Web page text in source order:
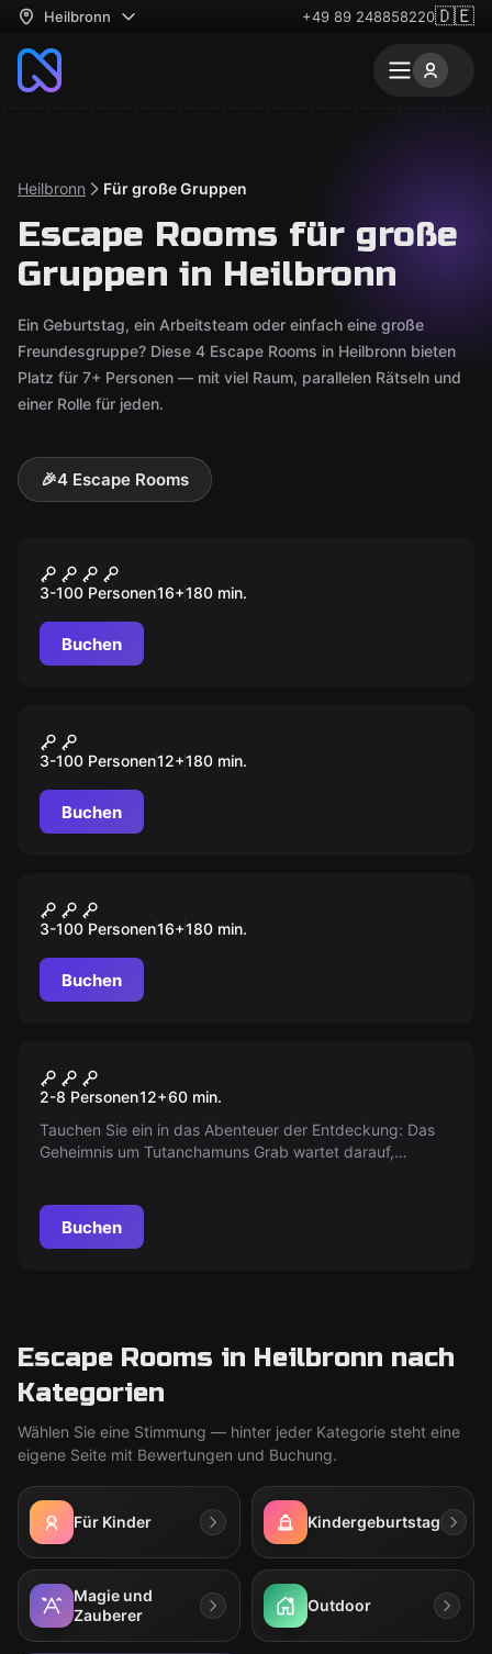
Heilbronn +49 89 248858220🇩🇪
Heilbronn Für große Gruppen
Escape Rooms für große
Gruppen in Heilbronn
Ein Geburtstag, ein Arbeitsteam oder einfach eine große
Freundesgruppe? Diese 4 Escape Rooms in Heilbronn bieten
Platz für 7+ Personen — mit viel Raum, parallelen Rätseln und
einer Rolle für jeden.
🎉4 Escape Rooms
Blackout
3-100 Personen16+180 min.
Buchen
Das Magische Portal
3-100 Personen12+180 min.
Buchen
Operation Mindfall
3-100 Personen16+180 min.
Buchen
Neu
Pharaonengrab
2-8 Personen12+60 min.
Tauchen Sie ein in das Abenteuer der Entdeckung: Das
Geheimnis um Tutanchamuns Grab wartet darauf,
Ein Pharao, ein Geheimnis – sind Sie bereit?
Buchen
Escape Rooms in Heilbronn nach
Kategorien
Wählen Sie eine Stimmung — hinter jeder Kategorie steht eine
eigene Seite mit Bewertungen und Buchung.
Für Kinder Kindergeburtstag
Magie und
Zauberer
Outdoor